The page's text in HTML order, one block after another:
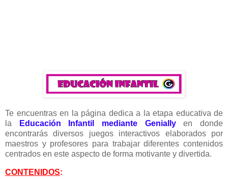
Te encuentras en la página dedica a la etapa educativa de
la
Educación Infantil mediante Geniallyen donde
encontrarás diversos juegos interactivos elaborados por
maestros y profesores para trabajar diferentes contenidos
centrados en este aspecto de forma motivante y divertida.
CONTENIDOS: